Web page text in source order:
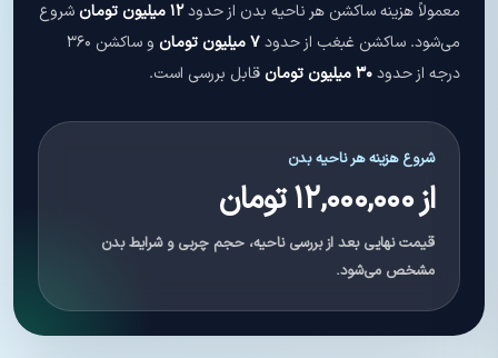
معمولاً هزینه ساکشن هر ناحیه بدن از حدود۱۲ میلیون تومان
شروع
می‌شود. ساکشن غبغب از حدود۷ میلیون تومان
و ساکشن ۳۶۰
درجه از حدود۳۰ میلیون تومان قابل بررسی است.
شروع هزینه هر ناحیه بدن
از ۱۲,۰۰۰,۰۰۰ تومان
قیمت نهایی بعد از بررسی ناحیه، حجم چربی و شرایط بدن
مشخص می‌شود.